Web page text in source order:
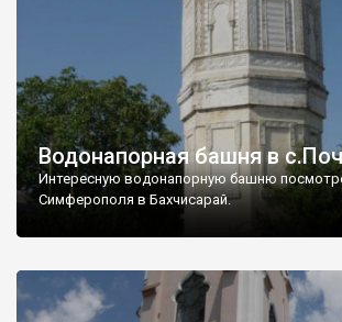
Водонапорная башня в
Интересную водонапорную башню
Симферополя в Бахчисарай.